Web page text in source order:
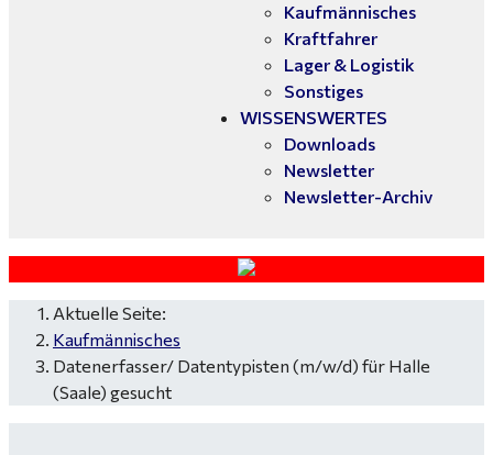
Kaufmännisches
Kraftfahrer
Lager & Logistik
Sonstiges
WISSENSWERTES
Downloads
Newsletter
Newsletter-Archiv
Aktuelle Seite:
Kaufmännisches
Datenerfasser/ Datentypisten (m/w/d) für Halle
(Saale) gesucht